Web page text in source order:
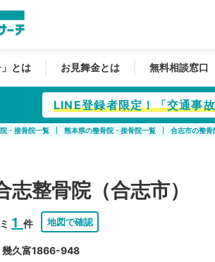
」とは お見舞金とは 無料相談窓口
LINE登録者限定！「交通事
・接骨院一覧 熊本県の整骨院・接骨院一覧 合志市の整骨
整骨院（合志市）
1 件 地図で確認
幾久富1866-948